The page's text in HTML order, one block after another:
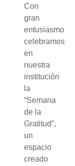
Con
gran
entusiasmo
celebramos
en
nuestra
institución
la
“Semana
de la
Gratitud”,
un
espacio
creado